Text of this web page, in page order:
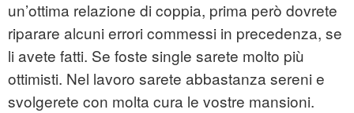
un’ottima relazione di coppia, prima però dovrete
riparare alcuni errori commessi in precedenza, se
li avete fatti. Se foste single sarete molto più
ottimisti. Nel lavoro sarete abbastanza sereni e
svolgerete con molta cura le vostre mansioni.